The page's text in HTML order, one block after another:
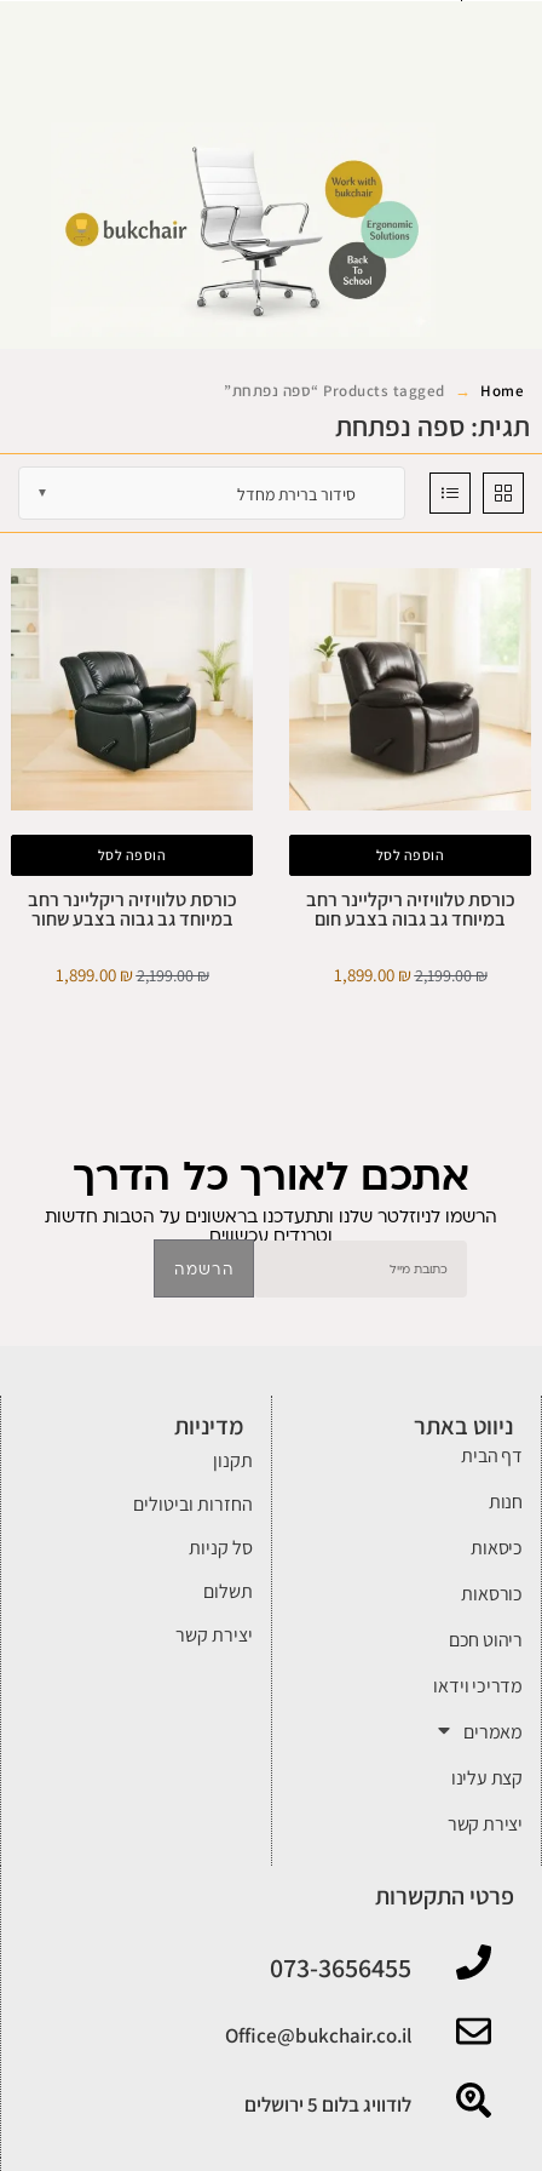
Home Products tagged “ספה נפתחת”
תגית: ספה נפתחת
הוספה לסל
כורסת טלוויזיה ריקליינר רחב
במיוחד גב גבוה בצבע חום
2,199.00₪
1,899.00 ₪
הוספה לסל
כורסת טלוויזיה ריקליינר רחב
במיוחד גב גבוה בצבע שחור
2,199.00₪
1,899.00 ₪
אתכם לאורך כל הדרך
הרשמו לניוזלטר שלנו ותתעדכנו בראשונים על הטבות חדשות
וטרנדים עכשווים
הרשמה
ניווט באתר
דף הבית
חנות
כיסאות
כורסאות
ריהוט חכם
מדריכי וידאו
מאמרים
קצת עלינו
יצירת קשר
מדיניות
תקנון
החזרות וביטולים
סל קניות
תשלום
יצירת קשר
פרטי התקשרות
‎073-3656455
‎Office@bukchair.co.il
‎לודוויג בלום 5 ירושלים